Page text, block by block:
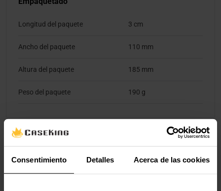
Consentimiento Detalles Acerca de las cookies
Longitud del paquete 3 cm
Ancho del paquete 110 mm
Altura del paquete 185 mm
Peso del paquete 190 g
Valoraciones